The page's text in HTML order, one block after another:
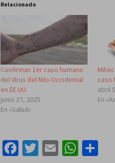
Relacionado
Confirman 1er caso humano
del Virus del Nilo Occidental
en EE.UU.
junio 27, 2025
En «Salud»
caso
abril
En
Facebook
Twitter
Email